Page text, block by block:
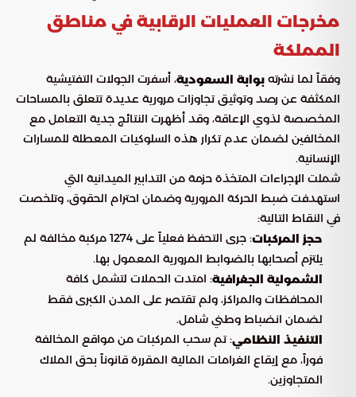
مخرجات العمليات الرقابية في مناطق
المملكة
وفقاً لما نشرته بوابة السعودية، أسفرت الجولات التفتيشية
المكثفة عن رصد وتوثيق تجاوزات مرورية عديدة تتعلق بالمساحات
المخصصة لذوي الإعاقة، وقد أظهرت النتائج جدية التعامل مع
المخالفين لضمان عدم تكرار هذه السلوكيات المعطلة للمسارات
الإنسانية.
شملت الإجراءات المتخذة حزمة من التدابير الميدانية التي
استهدفت ضبط الحركة المرورية وضمان احترام الحقوق، وتلخصت
في النقاط التالية:
حجز المركبات
: جرى التحفظ فعلياً على 1274 مركبة مخالفة لم
يلتزم أصحابها بالضوابط المرورية المعمول بها.
الشمولية الجغرافية: امتدت الحملات لتشمل كافة
المحافظات والمراكز، ولم تقتصر على المدن الكبرى فقط
لضمان انضباط وطني شامل.
التنفيذ النظامي: تم سحب المركبات من مواقع المخالفة
فوراً، مع إيقاع الغرامات المالية المقررة قانوناً بحق الملاك
المتجاوزين.